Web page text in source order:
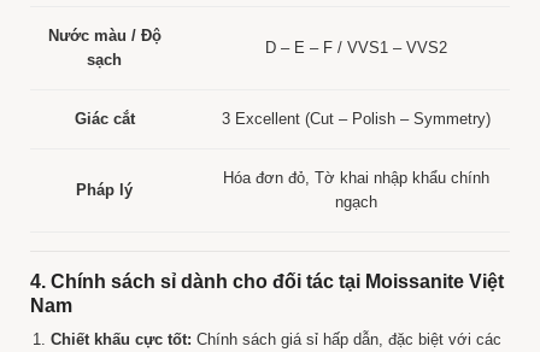
Nước màu / Độ
sạch
D – E – F / VVS1 – VVS2
Giác cắt 3 Excellent (Cut – Polish – Symmetry)
Pháp lý
Hóa đơn đỏ, Tờ khai nhập khẩu chính
ngạch
4. Chính sách sỉ dành cho đối tác tại Moissanite Việt
Nam
Chiết khấu cực tốt: Chính sách giá sỉ hấp dẫn, đặc biệt với các